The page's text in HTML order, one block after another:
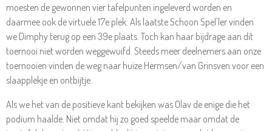
moesten de gewonnen vier tafelpunten ingeleverd worden en
daarmee ook de virtuele 17e plek. Als laatste Schoon Spel'ler vinden
we Dimphy terug op een 39e plaats. Toch kan haar bijdrage aan dit
toernooi niet worden weggewuifd. Steeds meer deelnemers aan onze
toernooien vinden de weg naar huize Hermsen/van Grinsven voor een
slaapplekje en ontbijtje.
Als we het van de positieve kant bekijken was Olav de enige die het
podium haalde. Niet omdat hij zo goed speelde maar omdat de